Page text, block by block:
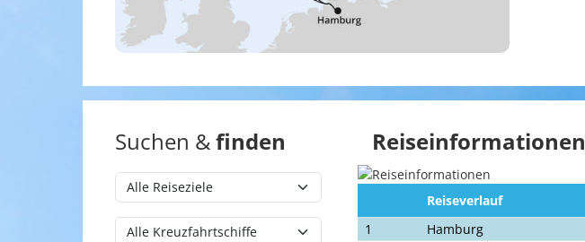
Suchen &finden Reiseinformationen
Reiseverlauf
1
Hamburg